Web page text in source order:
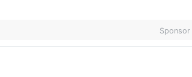
Sponsor